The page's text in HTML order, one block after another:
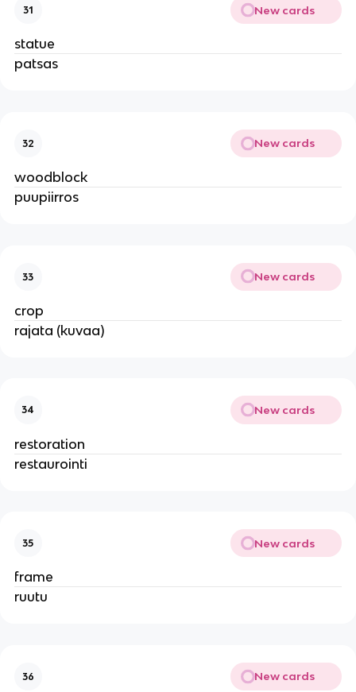
31 New cards
statue
patsas
32 New cards
woodblock
puupiirros
33 New cards
crop
rajata (kuvaa)
34 New cards
restoration
restaurointi
35 New cards
frame
ruutu
36 New cards